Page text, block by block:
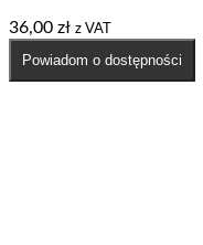
36,00 zł z VAT
Powiadom o dostępności